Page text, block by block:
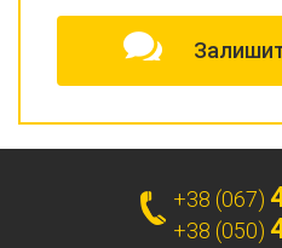
+38 (067)
+38 (050)